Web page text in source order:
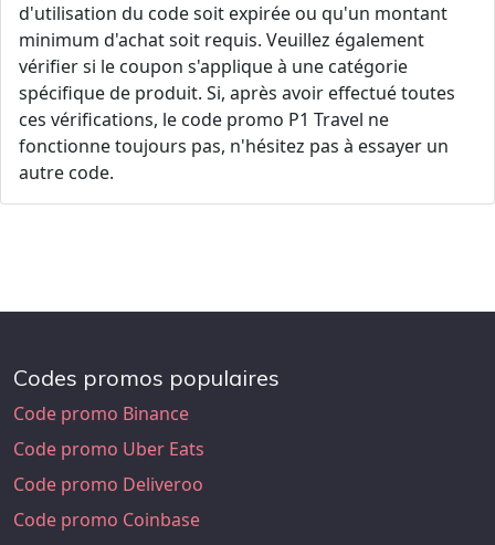
d'utilisation du code soit expirée ou qu'un montant
minimum d'achat soit requis. Veuillez également
vérifier si le coupon s'applique à une catégorie
spécifique de produit. Si, après avoir effectué toutes
ces vérifications, le code promo P1 Travel ne
fonctionne toujours pas, n'hésitez pas à essayer un
autre code.
Codes promos populaires
Code promo Binance
Code promo Uber Eats
Code promo Deliveroo
Code promo Coinbase